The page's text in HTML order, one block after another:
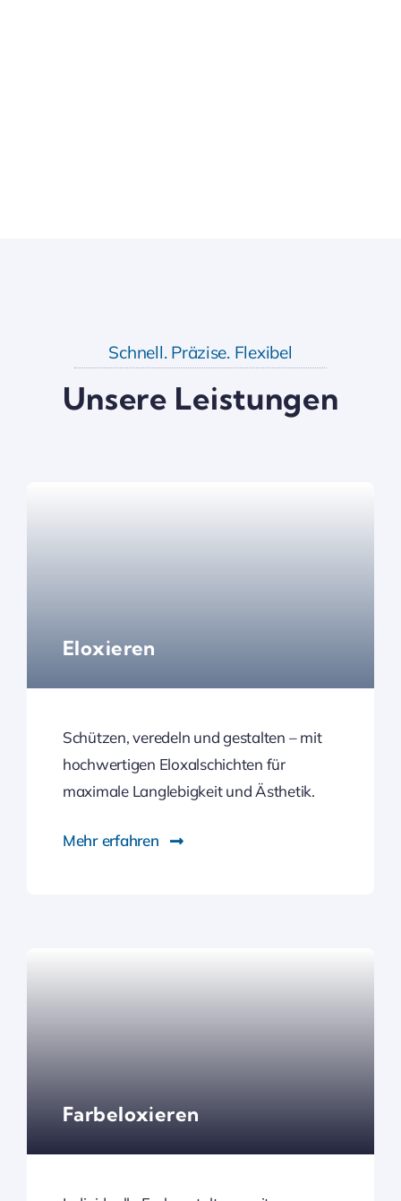
Schnell. Präzise. Flexibel
Unsere Leistungen
Eloxieren
Schützen, veredeln und gestalten – mit
hochwertigen Eloxalschichten für
maximale Langlebigkeit und Ästhetik.
Mehr erfahren
Farbeloxieren